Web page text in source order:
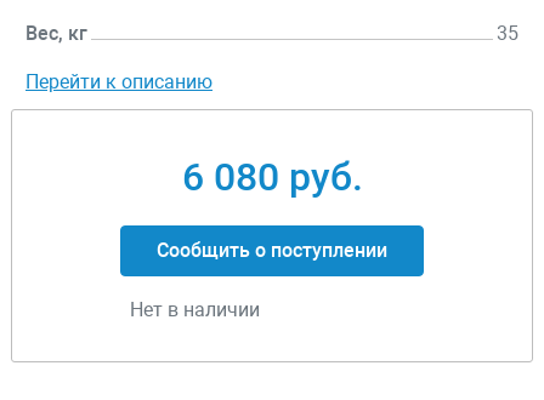
Вес, кг 35
Перейти к описанию
6 080 руб.
Сообщить о поступлении
Нет в наличии